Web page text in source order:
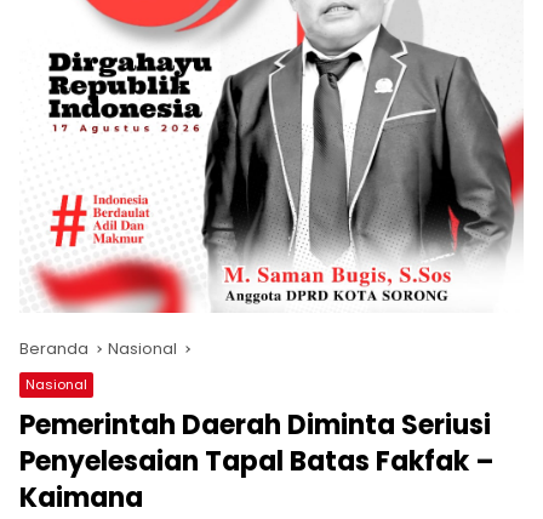
Beranda Nasional
Nasional
Pemerintah Daerah Diminta Seriusi
Penyelesaian Tapal Batas Fakfak –
Kaimana